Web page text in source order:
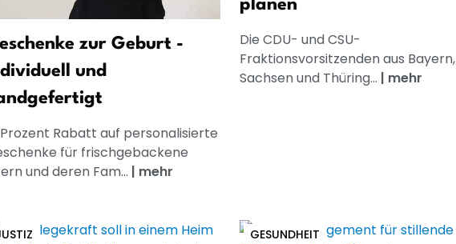
zur Geburt -
und
Prozent Rabatt auf personalisierte
für frischgebackene
und deren Fam... | mehr
planen
Die CDU- und CSU-
Fraktionsvorsitzenden aus Bayern,
Sachsen und Thüring... | mehr
GESUNDHEIT